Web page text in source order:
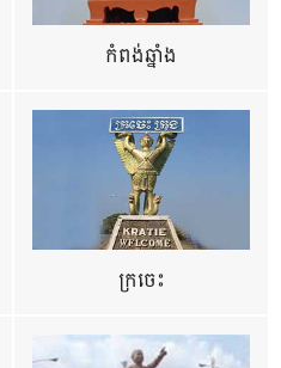
កំពង់ឆ្នាំង
ក្រចេះ